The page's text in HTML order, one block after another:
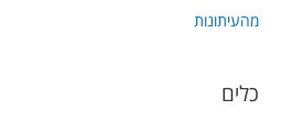
מהעיתונות
כלים